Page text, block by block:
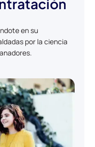
en su
por la ciencia